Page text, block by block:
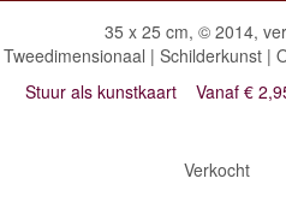
35 x 25 cm, © 2014,
Tweedimensionaal | Schilderkunst |
Stuur als kunstkaart Vanaf €
Verkocht